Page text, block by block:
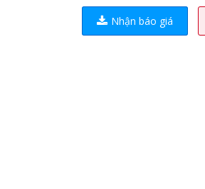
Nhận báo giá